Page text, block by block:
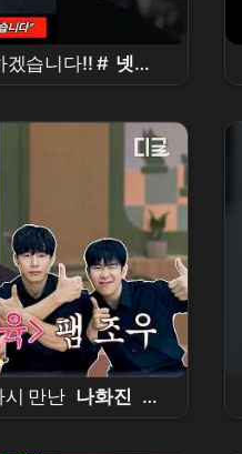
겠습니다!! # 넷플
열 #shorts
만난 나화진 X
후로 나뉘는 도플